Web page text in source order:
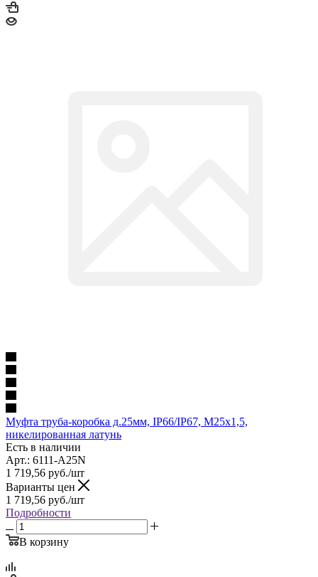
Муфта труба-коробка д.25мм, IP66/IP67, М25х1,5,
никелированная латунь
Есть в наличии
Арт.: 6111-A25N
1 719,56 руб./шт
Варианты цен
1 719,56 руб./шт
Подробности
В корзину